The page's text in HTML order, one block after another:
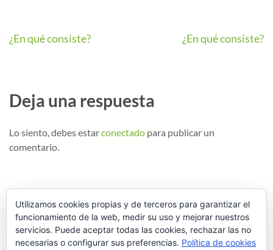
¿En qué consiste? ¿En qué consiste?
Deja una respuesta
Lo siento, debes estarconectado para publicar un
comentario.
Utilizamos cookies propias y de terceros para garantizar el
funcionamiento de la web, medir su uso y mejorar nuestros
servicios. Puede aceptar todas las cookies, rechazar las no
necesarias o configurar sus preferencias. Política de cookies